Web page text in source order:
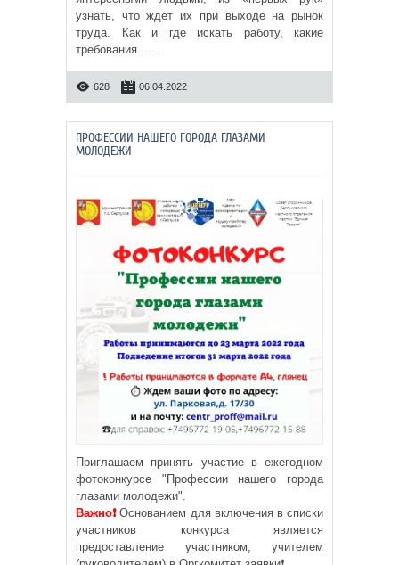
узнать, что ждет их при выходе на рынок
труда. Как и где искать работу, какие
требования .....
628 06.04.2022
ПРОФЕССИИ НАШЕГО ГОРОДА ГЛАЗАМИ
МОЛОДЕЖИ
Приглашаем принять участие в ежегодном
фотоконкурсе "Профессии нашего города
глазами молодежи".
Важно❗Основанием для включения в списки
участников конкурса является
предоставление участником, учителем